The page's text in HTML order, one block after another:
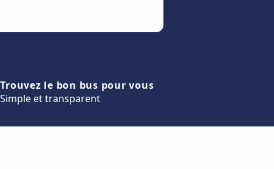
Trouvez le bon bus pour vous
Simple et transparent